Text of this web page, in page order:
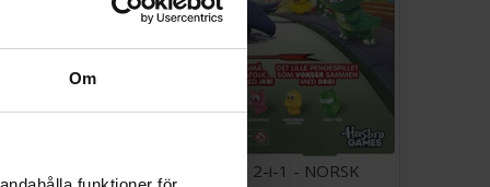
Om
Monopoly Junior 2-i-1 - NORSK